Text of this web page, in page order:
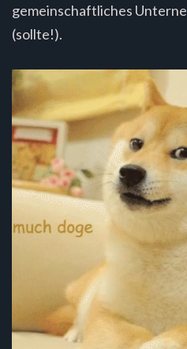
gemeinschaftliches
(sollte!).